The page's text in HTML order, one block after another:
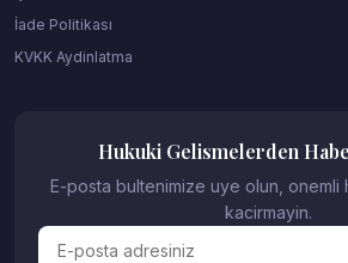
İade Politikası
KVKK Aydinlatma
Hukuki Gelismelerden
E-posta bultenimize uye olun, onemli
kacirmayin.